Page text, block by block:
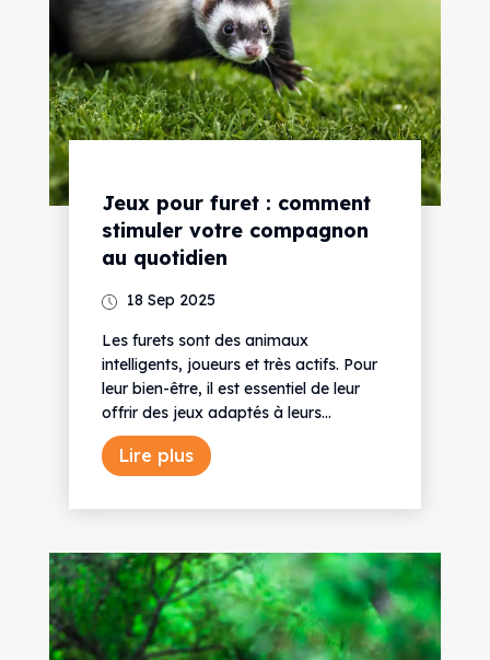
Jeux pour furet : comment
stimuler votre compagnon
au quotidien
18 Sep 2025
Les furets sont des animaux
intelligents, joueurs et très actifs. Pour
leur bien-être, il est essentiel de leur
offrir des jeux adaptés à leurs...
Lire plus